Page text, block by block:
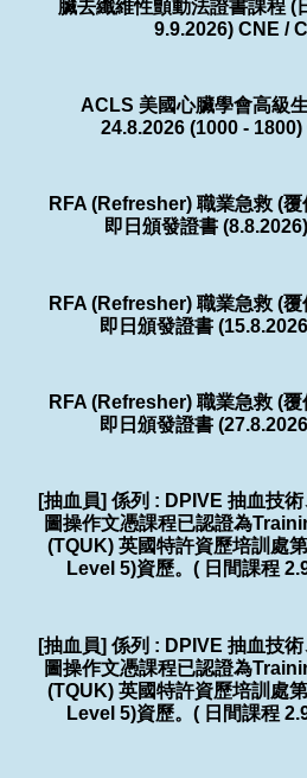
臟去纖維性顫動法證書課程 (
9.9.2026) CNE /
ACLS 美國心臟學會高級
24.8.2026 (1000 -
RFA (Refresher) 職業急救 (
即日頒發證書
RFA (Refresher) 職業急救 (
即日頒發證書
RFA (Refresher) 職業急救 (
即日頒發證書
[抽血員] 係列 : DPIVE 抽血技
圖操作文憑課程已認證為
(TQUK) 英國特許資歷培訓處
Level 5)資歷。( 日間課程
[抽血員] 係列 : DPIVE 抽血技
圖操作文憑課程已認證為
(TQUK) 英國特許資歷培訓處
Level 5)資歷。( 日間課程